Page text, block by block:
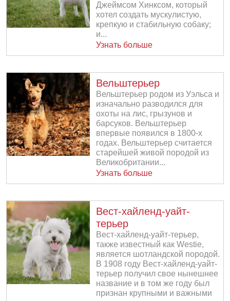
Джеймсом Хинксом, который
хотел создать мускулистую,
крепкую и стабильную собаку;
и...
Узнать больше
Вельштерьер
Вельштерьер родом из Уэльса и
изначально разводился для
охоты на лис, грызунов и
барсуков. Вельштерьер
впервые появился в 1800-х
годах. Вельштерьер считается
старейшей живой породой из
Великобритании...
Узнать больше
Вест-хайленд-уайт-
терьер
Вест-хайленд-уайт-терьер,
также известный как Westie,
является шотландской породой.
В 1908 году Вест-хайленд-уайт-
терьер получил свое нынешнее
название и в том же году был
признан крупными и важными